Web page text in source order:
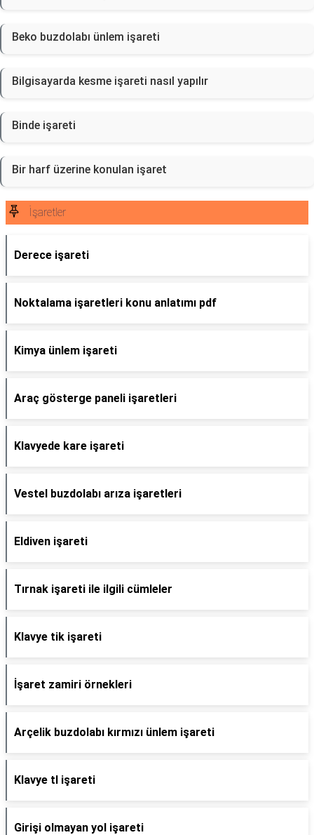
Beko buzdolabı ünlem işareti
Bilgisayarda kesme işareti nasıl yapılır
Binde işareti
Bir harf üzerine konulan işaret
İşaretler
Derece işareti
Noktalama işaretleri konu anlatımı pdf
Kimya ünlem işareti
Araç gösterge paneli işaretleri
Klavyede kare işareti
Vestel buzdolabı arıza işaretleri
Eldiven işareti
Tırnak işareti ile ilgili cümleler
Klavye tik işareti
İşaret zamiri örnekleri
Arçelik buzdolabı kırmızı ünlem işareti
Klavye tl işareti
Girişi olmayan yol işareti